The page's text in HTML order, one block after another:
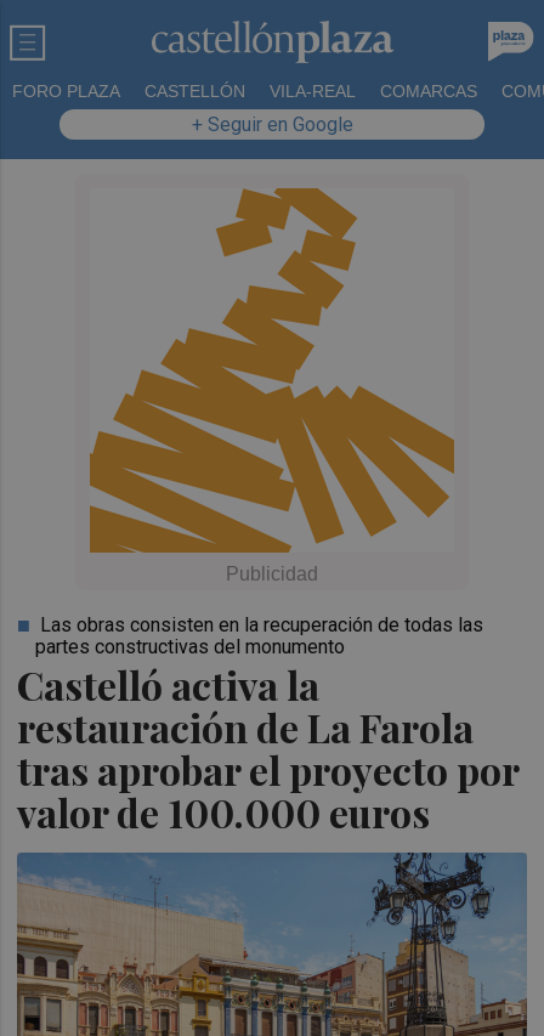
FORO PLAZA CASTELLÓN VILA-REAL COMARCAS
+ Seguir en Google
Castelló activa la
restauración de La Farola
tras aprobar el proyecto por
valor de 100.000 euros
Las obras consisten en la recuperación de todas las
partes constructivas del monumento